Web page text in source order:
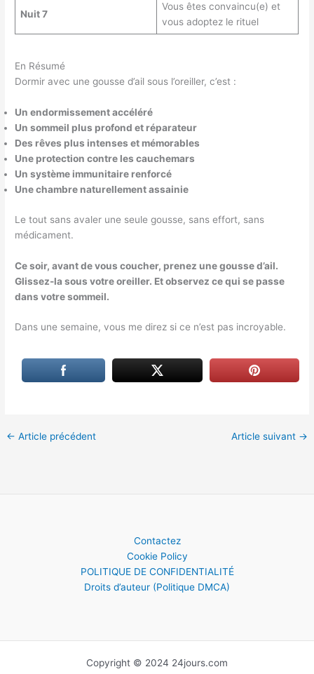
Nuit 7
Vous êtes convaincu(e) et
vous adoptez le rituel
En Résumé
Dormir avec une gousse d’ail sous l’oreiller, c’est :
Un endormissement accéléré
Un sommeil plus profond et réparateur
Des rêves plus intenses et mémorables
Une protection contre les cauchemars
Un système immunitaire renforcé
Une chambre naturellement assainie
Le tout sans avaler une seule gousse, sans effort, sans
médicament.
Ce soir, avant de vous coucher, prenez une gousse d’ail.
Glissez-la sous votre oreiller. Et observez ce qui se passe
dans votre sommeil.
Dans une semaine, vous me direz si ce n’est pas incroyable.
← Article précédent Article suivant →
Contactez
Cookie Policy
POLITIQUE DE CONFIDENTIALITÉ
Droits d’auteur (Politique DMCA)
Copyright © 2024 24jours.com